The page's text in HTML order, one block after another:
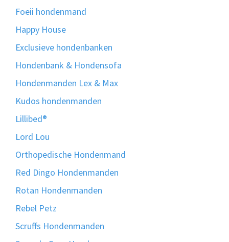
Foeii hondenmand
Happy House
Exclusieve hondenbanken
Hondenbank & Hondensofa
Hondenmanden Lex & Max
Kudos hondenmanden
Lillibed®
Lord Lou
Orthopedische Hondenmand
Red Dingo Hondenmanden
Rotan Hondenmanden
Rebel Petz
Scruffs Hondenmanden